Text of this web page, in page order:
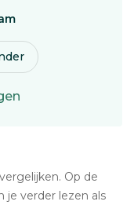
Op de
je verder lezen als